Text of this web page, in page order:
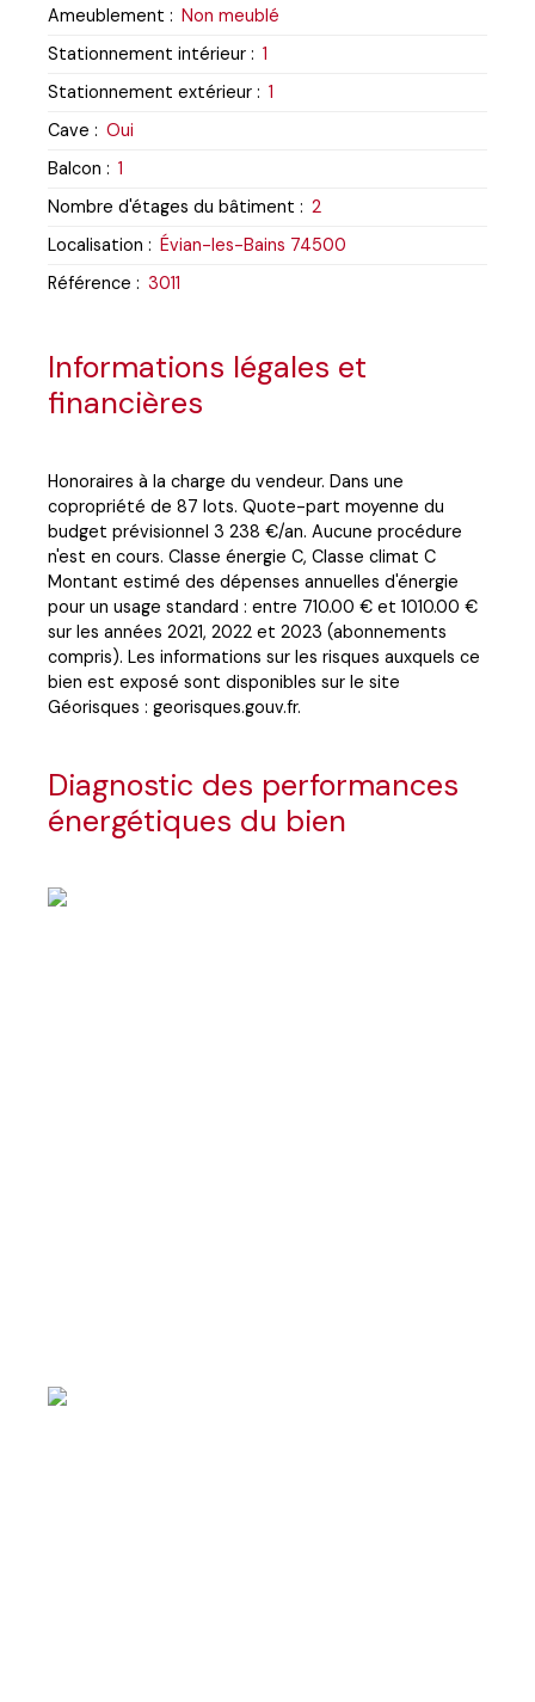
Ameublement : Non meublé
Stationnement intérieur : 1
Stationnement extérieur : 1
Cave : Oui
Balcon : 1
Nombre d'étages du bâtiment : 2
Localisation : Évian-les-Bains 74500
Référence : 3011
Informations légales et
financières
Honoraires à la charge du vendeur. Dans une
copropriété de 87 lots. Quote-part moyenne du
budget prévisionnel 3 238 €/an. Aucune procédure
n'est en cours. Classe énergie C, Classe climat C
Montant estimé des dépenses annuelles d'énergie
pour un usage standard : entre 710.00 € et 1010.00 €
sur les années 2021, 2022 et 2023 (abonnements
compris). Les informations sur les risques auxquels ce
bien est exposé sont disponibles sur le site
Géorisques : georisques.gouv.fr.
Diagnostic des performances
énergétiques du bien